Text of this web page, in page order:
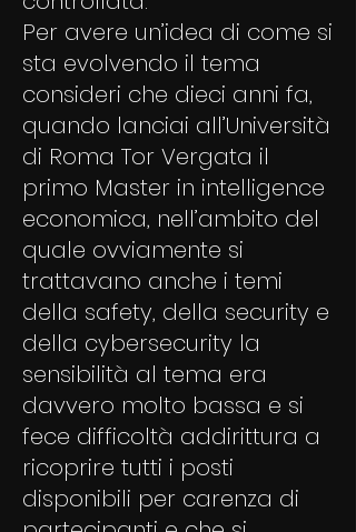
Per avere un’idea di come si
sta evolvendo il tema
consideri che dieci anni fa,
quando lanciai all’Università
di Roma Tor Vergata il
primo Master in intelligence
economica, nell’ambito del
quale ovviamente si
trattavano anche i temi
della safety, della security e
della cybersecurity la
sensibilità al tema era
davvero molto bassa e si
fece difficoltà addirittura a
ricoprire tutti i posti
disponibili per carenza di